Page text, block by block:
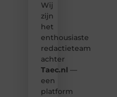
Wij
zijn
het
enthousiaste
redactieteam
achter
Taec.nl —
een
platform